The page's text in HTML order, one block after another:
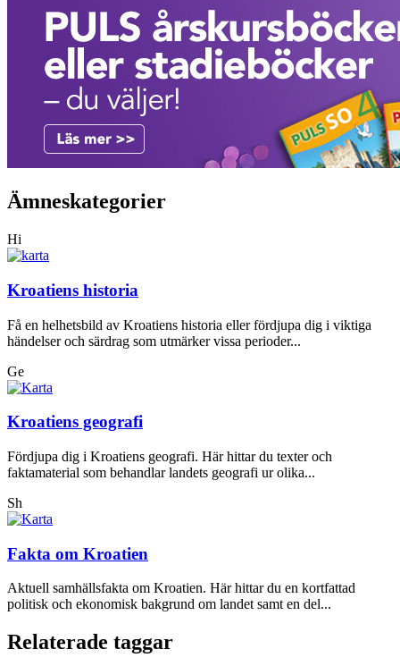
Ämneskategorier
Hi
Kroatiens historia
Få en helhetsbild av Kroatiens historia eller fördjupa dig i viktiga
händelser och särdrag som utmärker vissa perioder...
Ge
Kroatiens geografi
Fördjupa dig i Kroatiens geografi. Här hittar du texter och
faktamaterial som behandlar landets geografi ur olika...
Sh
Fakta om Kroatien
Aktuell samhällsfakta om Kroatien. Här hittar du en kortfattad
politisk och ekonomisk bakgrund om landet samt en del...
Relaterade taggar